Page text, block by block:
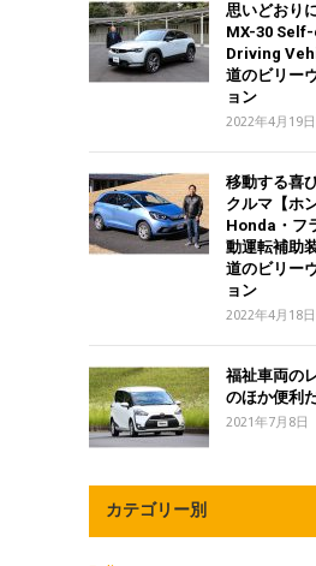
思いどおり
MX-30
Driving
道のビリー
ョン
2022年4月19日
移動する喜
クルマ【ホ
Honda・フ
動運転補助
道のビリー
ョン
2022年4月18日
福祉車両の
のほか便利
2021年7月8日
カテゴリー別